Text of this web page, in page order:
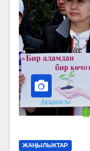
ЖАҢЫЛЫКТАР